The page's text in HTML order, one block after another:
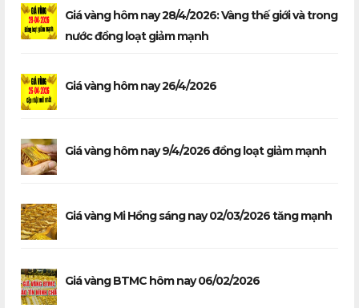
Giá vàng hôm nay 28/4/2026: Vàng thế giới và trong
nước đồng loạt giảm mạnh
Giá vàng hôm nay 26/4/2026
Giá vàng hôm nay 9/4/2026 đồng loạt giảm mạnh
Giá vàng Mi Hồng sáng nay 02/03/2026 tăng mạnh
Giá vàng BTMC hôm nay 06/02/2026